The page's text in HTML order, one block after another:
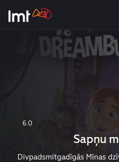
6.0
Sapņu
Divpadsmitgadīgās Mīnas